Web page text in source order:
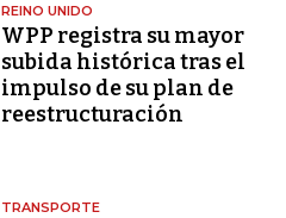
REINO UNIDO
WPP registra su mayor
subida histórica tras el
impulso de su plan de
reestructuración
TRANSPORTE